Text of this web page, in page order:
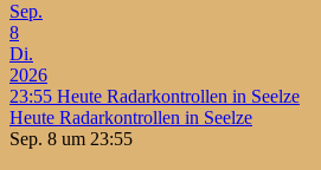
Sep.
8
Di.
2026
23:55 Heute Radarkontrollen in Seelze
Heute Radarkontrollen in Seelze
Sep. 8 um 23:55